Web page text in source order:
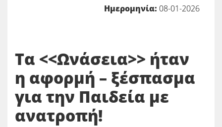
Ημερομηνία: 08-01-2026
Τα <<Ωνάσεια>> ήταν
η αφορμή – ξέσπασμα
για την Παιδεία με
ανατροπή!